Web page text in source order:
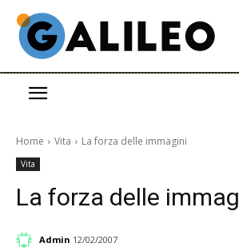
Home Vita La forza delle immagini
Vita
La forza delle
Admin 12/02/2007